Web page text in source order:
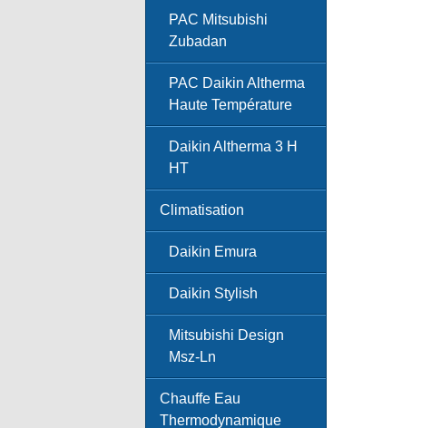
PAC Mitsubishi
Zubadan
PAC Daikin Altherma
Haute Température
Daikin Altherma 3 H
HT
Climatisation
Daikin Emura
Daikin Stylish
Mitsubishi Design
Msz-Ln
Chauffe Eau
Thermodynamique